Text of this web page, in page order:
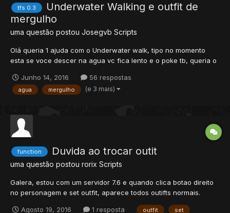
tfs 0.3
Underwater Walking e outfit de
mergulho
uma questão postou Josegvb Scripts
Olá queria 1 ajuda com o Underwater walk, tipo no momento
esta se voce descer na agua vc fica lento e o poke tb, queria o
SE FOR WATER TYPER ou crystal (no caso do shiny onix) tb
queria 1 script q ao entrar na agua pegase uma storage,...
Junho 14, 2016 56 respostas
agua mergulho (e 3 mais)
function Duvida ao trocar outit
uma questão postou rorix Scripts
Galera, estou com um servidor 7.6 e quando clica botao direito
no personagem e set outfit, aparece todos outifts normais.
Agosto 19, 2016 1 resposta outfit set